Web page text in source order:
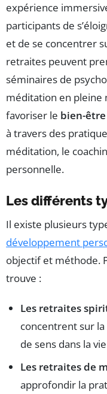
expérience
participants de
et de se concentrer
retraites peuvent
séminaires de
méditation en pleine
favoriser le bien-être
à travers des
méditation, le
personnelle.
Les différents
Il existe plusieurs
développement
objectif et méthode.
trouve :
Les retraites
concentrent sur
de sens dans la
Les retraites de
approfondir la